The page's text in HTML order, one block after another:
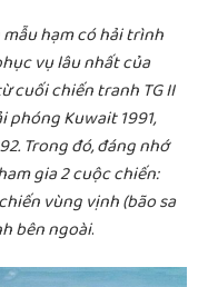
hạm có hải trình
vụ lâu nhất của
cuối chiến tranh TG II
phóng Kuwait 1991,
Trong đó, đáng nhớ
gia 2 cuộc chiến:
vùng vịnh (bão sa
bên ngoài.